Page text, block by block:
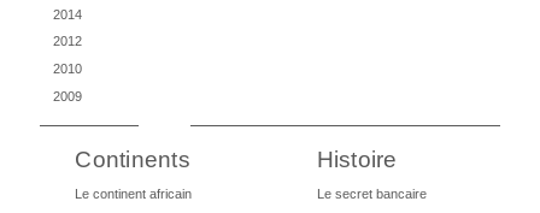
2014
2012
2010
2009
Continents
Le continent africain
Histoire
Le secret bancaire